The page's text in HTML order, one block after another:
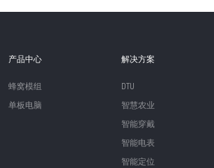
产品中心
蜂窝模组
单板电脑
解决方案
DTU
智慧农业
智能穿戴
智能电表
智能定位